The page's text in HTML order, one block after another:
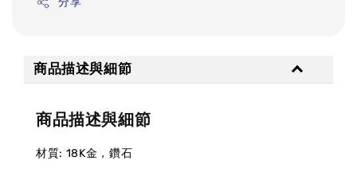
商品描述與細節
商品描述與細節
材質: 18K金，鑽石